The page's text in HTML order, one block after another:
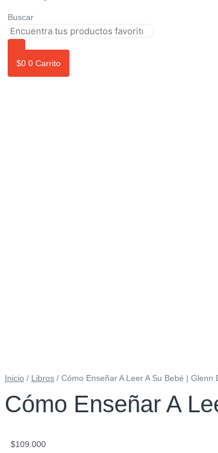
Buscar
$0 0 Carrito
Inicio / Libros / Cómo Enseñar A Leer A Su Bebé | Glenn
Cómo Enseñar A
$109.000